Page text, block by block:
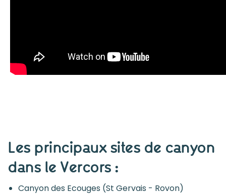
Les principaux sites de canyon
dans le Vercors :
Canyon des Ecouges (St Gervais - Rovon)